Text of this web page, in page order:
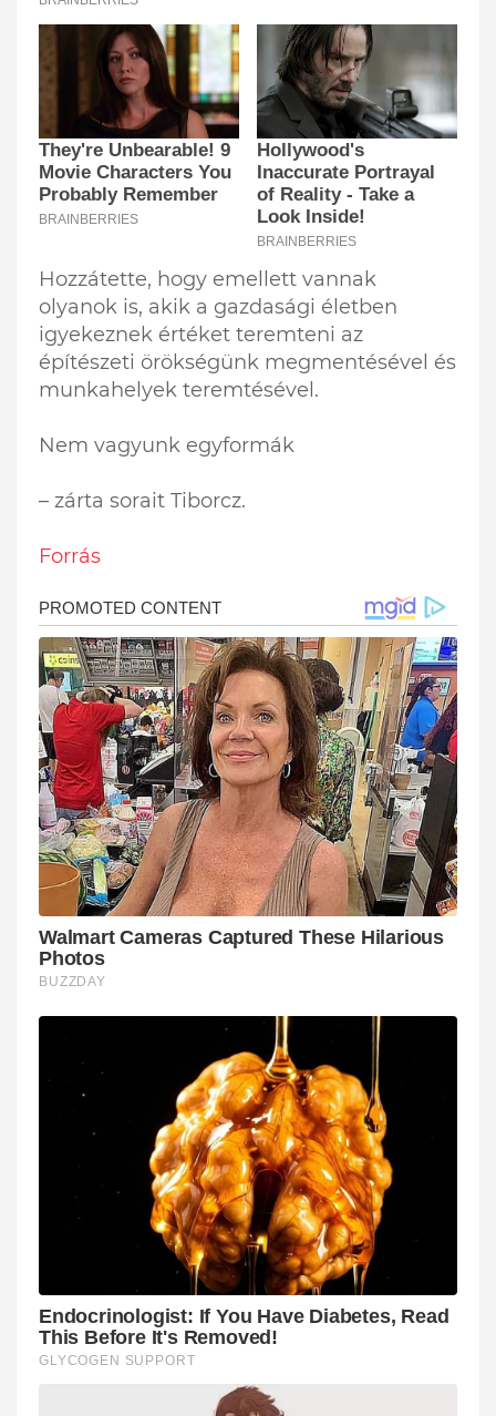
Hozzátette, hogy emellett vannak
olyanok is, akik a gazdasági életben
igyekeznek értéket teremteni az
építészeti örökségünk megmentésével és
munkahelyek teremtésével.
Nem vagyunk egyformák
– zárta sorait Tiborcz.
Forrás